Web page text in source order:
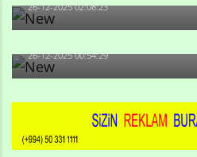
26-12-2025 02:08:23
-Ay qız, sən məhkəməni
də, məni...
26-12-2025 00:54:29